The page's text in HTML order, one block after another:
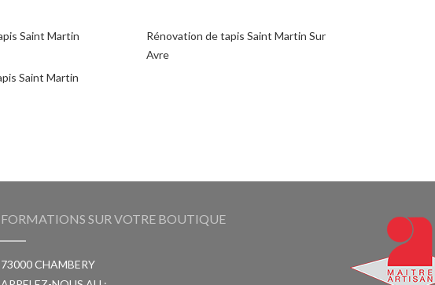
Saint Martin
Saint Martin
Rénovation de tapis Saint Martin Sur
Avre
SUR VOTRE BOUTIQUE
73000 CHAMBERY